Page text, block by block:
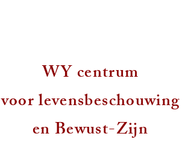
WY centrum
voor levensbeschouwing
en Bewust-Zijn